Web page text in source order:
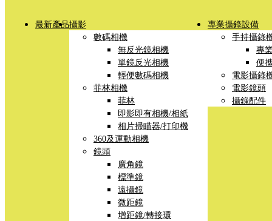
最新產品攝影
數碼相機
無反光鏡相機
單鏡反光相機
輕便數碼相機
菲林相機
菲林
即影即有相機/相紙
相片掃瞄器/打印機
360及運動相機
鏡頭
廣角鏡
標準鏡
遠攝鏡
微距鏡
增距鏡/轉接環
專業攝錄設備
手持攝錄
專
便
電影攝錄
電影鏡頭
攝錄配件